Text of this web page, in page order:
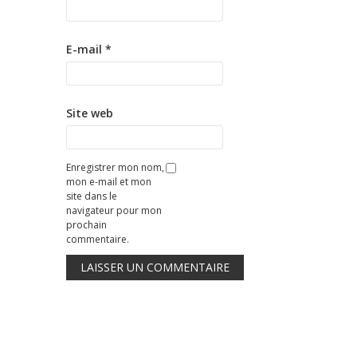
E-mail *
Site web
Enregistrer mon nom,
mon e-mail et mon
site dans le
navigateur pour mon
prochain
commentaire.